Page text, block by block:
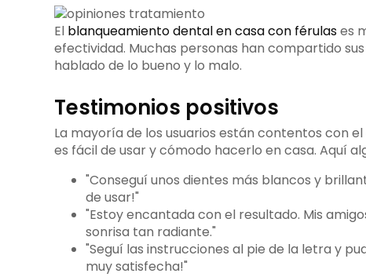
El blanqueamiento dental en casa con férulases
efectividad. Muchas personas han compartido sus
hablado de lo bueno y lo malo.
Testimonios positivos
La mayoría de los usuarios están contentos con el
es fácil de usar y cómodo hacerlo en casa. Aquí
"Conseguí unos dientes más blancos y
de usar!"
"Estoy encantada con el resultado. Mis
sonrisa tan radiante."
"Seguí las instrucciones al pie de la letra y
muy satisfecha!"